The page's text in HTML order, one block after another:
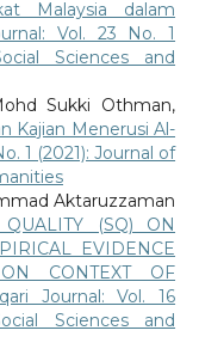
Malaysia dalam
Vol. 23 No. 1
Sciences and
Sukki Othman,
Kajian Menerusi Al-
1 (2021): Journal of
Aktaruzzaman
(SQ) ON
EVIDENCE
CONTEXT OF
Journal: Vol. 16
Sciences and